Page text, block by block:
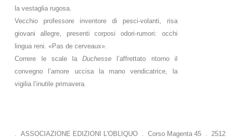
la vestaglia rugosa.
Vecchio professore inventore di pesci-volanti, risa
giovani allegre, presenti corposi odori-rumori: occhi
lingua reni. «Pas de cerveaux».
Correre le scale laDuchesse l’affrettato ritorno il
convegno l’amore uccisa la mano vendicatrice, la
vigilia l’inutile primavera.
. ASSOCIAZIONE EDIZIONI L'OBLIQUO . Corso Magenta 45 .